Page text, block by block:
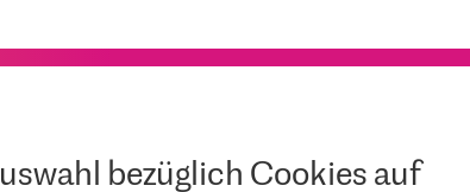
bezüglich Cookies auf